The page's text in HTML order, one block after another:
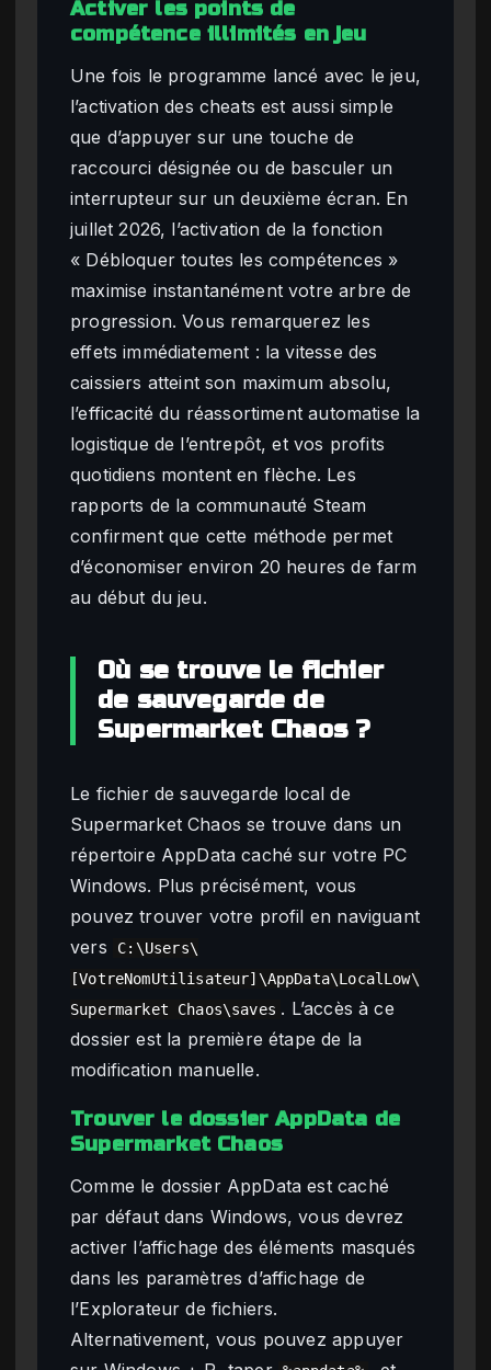
Activer les points de
compétence illimités en jeu
Une fois le programme lancé avec le jeu,
l’activation des cheats est aussi simple
que d’appuyer sur une touche de
raccourci désignée ou de basculer un
interrupteur sur un deuxième écran. En
juillet 2026, l’activation de la fonction
« Débloquer toutes les compétences »
maximise instantanément votre arbre de
progression. Vous remarquerez les
effets immédiatement : la vitesse des
caissiers atteint son maximum absolu,
l’efficacité du réassortiment automatise la
logistique de l’entrepôt, et vos profits
quotidiens montent en flèche. Les
rapports de la communauté Steam
confirment que cette méthode permet
d’économiser environ 20 heures de farm
au début du jeu.
Où se trouve le fichier
de sauvegarde de
Supermarket Chaos ?
Le fichier de sauvegarde local de
Supermarket Chaos se trouve dans un
répertoire AppData caché sur votre PC
Windows. Plus précisément, vous
pouvez trouver votre profil en naviguant
vers
C:\Users\
[VotreNomUtilisateur]\AppData\LocalLow\
Supermarket Chaos\saves . L’accès à ce
dossier est la première étape de la
modification manuelle.
Trouver le dossier AppData de
Supermarket Chaos
Comme le dossier AppData est caché
par défaut dans Windows, vous devrez
activer l’affichage des éléments masqués
dans les paramètres d’affichage de
l’Explorateur de fichiers.
Alternativement, vous pouvez appuyer